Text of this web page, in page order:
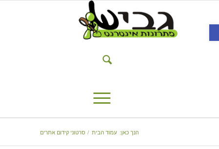
פתח סרגל נגישות
הנך כאן: עמוד הבית / סרטוני קידום אתרים